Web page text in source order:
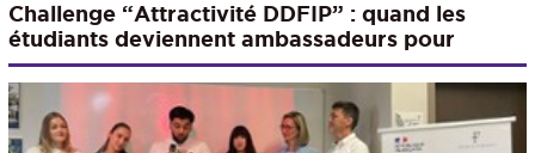
Challenge “Attractivité DDFIP” : quand les
étudiants deviennent ambassadeurs pour
l’administration fiscale de l’Ain !